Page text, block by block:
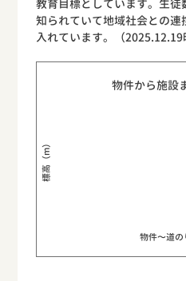
教育目標としています。生
知られていて地域社会との連
入れています。（2025.12.19
物件から施設
標高（m）
物件〜道